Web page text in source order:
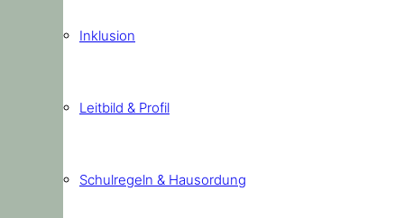
Inklusion
Leitbild & Profil
Schulregeln & Hausordung